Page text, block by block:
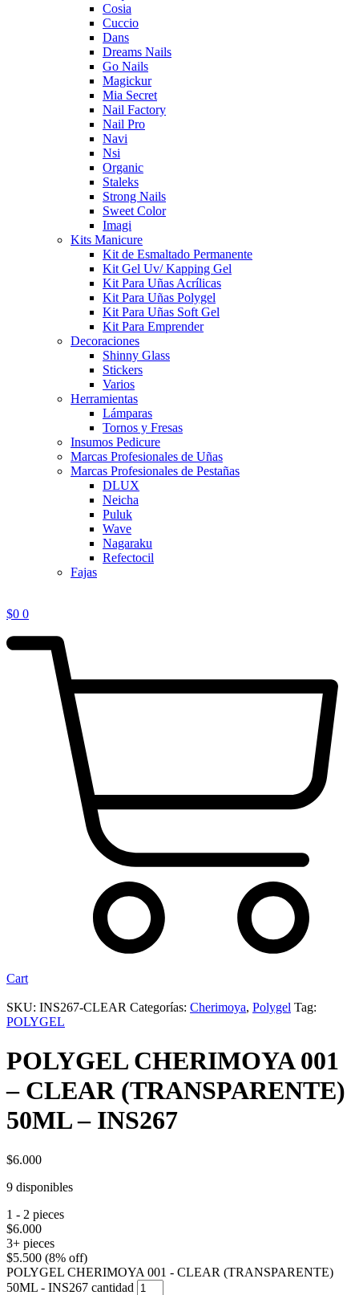
Cosia
Cuccio
Dans
Dreams Nails
Go Nails
Magickur
Mia Secret
Nail Factory
Nail Pro
Navi
Nsi
Organic
Staleks
Strong Nails
Sweet Color
Imagi
Kits Manicure
Kit de Esmaltado Permanente
Kit Gel Uv/ Kapping Gel
Kit Para Uñas Acrílicas
Kit Para Uñas Polygel
Kit Para Uñas Soft Gel
Kit Para Emprender
Decoraciones
Shinny Glass
Stickers
Varios
Herramientas
Lámparas
Tornos y Fresas
Insumos Pedicure
Marcas Profesionales de Uñas
Marcas Profesionales de Pestañas
DLUX
Neicha
Puluk
Wave
Nagaraku
Refectocil
Fajas
$0 0
Cart
SKU: INS267-CLEAR Categorías: Cherimoya, Polygel Tag:
POLYGEL
POLYGEL CHERIMOYA 001
– CLEAR (TRANSPARENTE)
50ML – INS267
$6.000
9 disponibles
1 - 2 pieces
$6.000
3+ pieces
$5.500 (8% off)
POLYGEL CHERIMOYA 001 - CLEAR (TRANSPARENTE)
50ML - INS267 cantidad